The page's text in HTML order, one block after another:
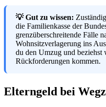
💡 Gut zu wissen:
die Familienkasse der
grenzüberschreitende Fälle
Wohnsitzverlagerung ins
du den Umzug und beziehst
Rückforderungen kommen.
Elterngeld bei